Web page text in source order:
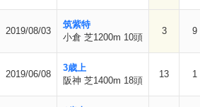
2019/08/03
筑紫特
小倉 芝1200m 10頭
3 9
2019/06/08
3歳上
阪神 芝1400m 18頭
13 1